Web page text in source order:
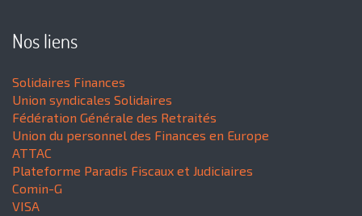
Nos liens
Solidaires Finances
Union syndicales Solidaires
Fédération Générale des Retraités
Union du personnel des Finances en Europe
ATTAC
Plateforme Paradis Fiscaux et Judiciaires
Comin-G
VISA